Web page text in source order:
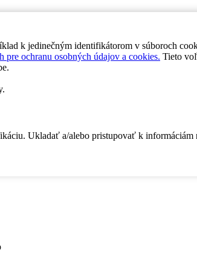
k jedinečným identifikátorom v súboroch
pre ochranu osobných údajov a cookies. Tieto
Ukladať a/alebo pristupovať k informáciám